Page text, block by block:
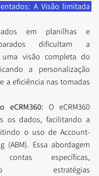
A Visão limitada
em planilhas e
dificultam a
visão completa do
a personalização
a eficiência nas tomadas
eCRM360: O eCRM360
os dados, facilitando a
o uso de Account-
(ABM). Essa abordagem
específicas,
estratégias